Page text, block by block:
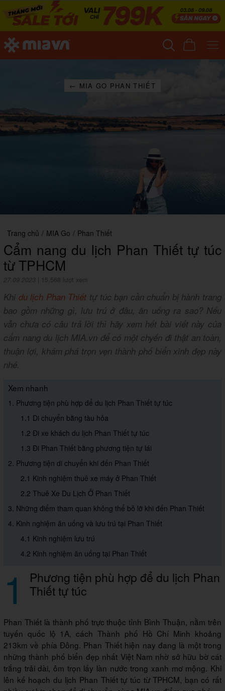
← MIA GO PHAN THIẾT
Trang chủ / MIA Go / Phan Thiết
Cẩm nang du lịch Phan Thiết tự túc
từ TPHCM
27.09.2023 15,568 lượt xem
Khi du lịch Phan Thiết tự túc bạn cần chuẩn bị hành trang
bao gồm những gì, lưu trú ở đâu, ăn uống ra sao? Nếu
vẫn chưa có câu trả lời thì hãy xem hết bài viết này của
cẩm nang du lịch MIA.vn để có một chyến đi thật an toàn,
thuận lợi, khám phá trọn vẹn thành phố biển xinh đẹp này
nhé.
Xem nhanh
1. Phương tiện phù hợp để du lịch Phan Thiết tự túc
1.1 Di chuyển bằng tàu hỏa
1.2 Đi xe khách du lịch Phan Thiết tự túc
1.3 Đi Phan Thiết bằng phương tiện tự lái
2. Phương tiện di chuyển khi đến Phan Thiết
2.1 Kinh nghiệm thuê xe máy ở Phan Thiết
2.2 Thuê Xe Du Lịch Ở Phan Thiết
3. Những điểm tham quan không thể bỏ lỡ khi đến Phan Thiết
4. Kinh nghiệm ăn uống và lưu trú tại Phan Thiết
4.1 Kinh nghiệm lưu trú
4.2 Kinh nghiệm ăn uống tại Phan Thiết
1 Phương tiện phù hợp để du lịch Phan
Thiết tự túc
Phan Thiết là thành phố trực thuộc tỉnh Bình Thuận, nằm trên
tuyến quốc lộ 1A, cách Thành phố Hồ Chí Minh khoảng
213km về phía Đông. Phan Thiết hiện nay đang là một trong
những thành phố biển đẹp nhất Việt Nam nhờ sở hữu bờ cát
trắng trải dài, ôm trọn lấy làn nước trong xanh mơ mộng. Khi
lên kế hoạch du lịch Phan Thiết tự túc từ TPHCM, bạn có rất